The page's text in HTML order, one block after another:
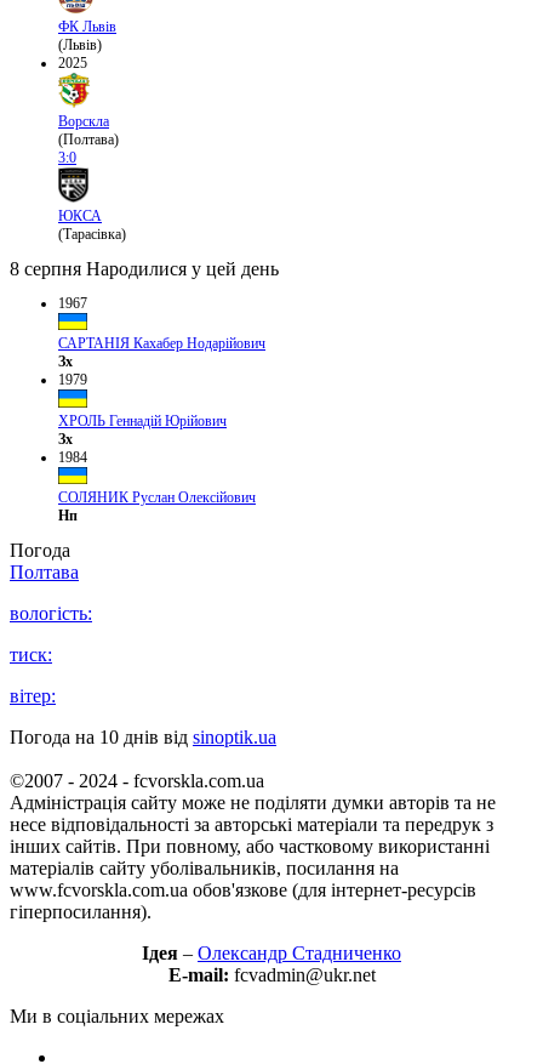
ФК Львів
(Львів)
2025
Ворскла
(Полтава)
3:0
ЮКСА
(Тарасівка)
8 серпня Народилися у цей день
1967
САРТАНІЯ Кахабер Нодарійович
Зх
1979
ХРОЛЬ Геннадій Юрійович
Зх
1984
СОЛЯНИК Руслан Олексійович
Нп
Погода
Полтава
вологість:
тиск:
вітер:
Погода на 10 днів від sinoptik.ua
©2007 - 2024 - fcvorskla.com.ua
Адміністрація сайту може не поділяти думки авторів та не
несе відповідальності за авторські матеріали та передрук з
інших сайтів. При повному, або частковому використанні
матеріалів сайту уболівальників, посилання на
www.fcvorskla.com.ua обов'язкове (для інтернет-ресурсів
гіперпосилання).
Ідея – Олександр Стадниченко
E-mail: fcvadmin@ukr.net
Ми в соціальних мережах